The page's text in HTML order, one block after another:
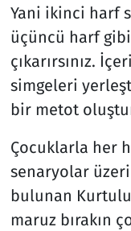
Yani ikinci harf
üçüncü harf
çıkarırsınız.
simgeleri
bir metot
Çocuklarla her
senaryolar
bulunan
maruz bırakın